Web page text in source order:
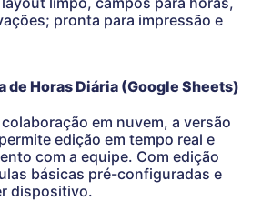
pronta para impressão e
de Horas Diária (Google Sheets)
em nuvem, a versão
edição em tempo real e
com a equipe. Com edição
básicas pré-configuradas e
dispositivo.